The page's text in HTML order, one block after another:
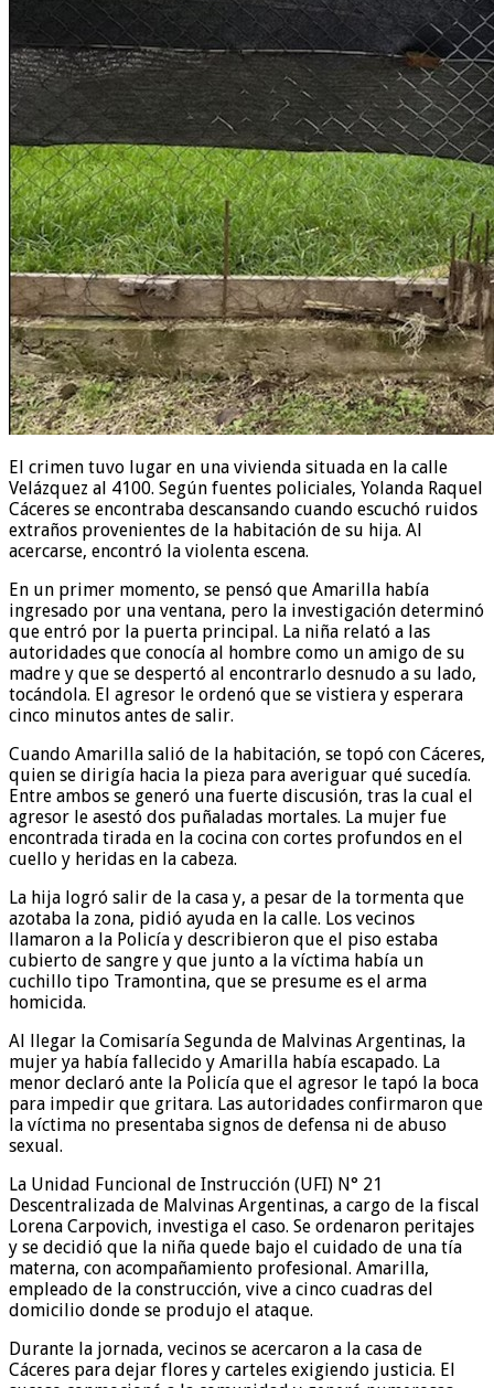
El crimen tuvo lugar en una vivienda situada en la calle
Velázquez al 4100. Según fuentes policiales, Yolanda Raquel
Cáceres se encontraba descansando cuando escuchó ruidos
extraños provenientes de la habitación de su hija. Al
acercarse, encontró la violenta escena.
En un primer momento, se pensó que Amarilla había
ingresado por una ventana, pero la investigación determinó
que entró por la puerta principal. La niña relató a las
autoridades que conocía al hombre como un amigo de su
madre y que se despertó al encontrarlo desnudo a su lado,
tocándola. El agresor le ordenó que se vistiera y esperara
cinco minutos antes de salir.
Cuando Amarilla salió de la habitación, se topó con Cáceres,
quien se dirigía hacia la pieza para averiguar qué sucedía.
Entre ambos se generó una fuerte discusión, tras la cual el
agresor le asestó dos puñaladas mortales. La mujer fue
encontrada tirada en la cocina con cortes profundos en el
cuello y heridas en la cabeza.
La hija logró salir de la casa y, a pesar de la tormenta que
azotaba la zona, pidió ayuda en la calle. Los vecinos
llamaron a la Policía y describieron que el piso estaba
cubierto de sangre y que junto a la víctima había un
cuchillo tipo Tramontina, que se presume es el arma
homicida.
Al llegar la Comisaría Segunda de Malvinas Argentinas, la
mujer ya había fallecido y Amarilla había escapado. La
menor declaró ante la Policía que el agresor le tapó la boca
para impedir que gritara. Las autoridades confirmaron que
la víctima no presentaba signos de defensa ni de abuso
sexual.
La Unidad Funcional de Instrucción (UFI) N° 21
Descentralizada de Malvinas Argentinas, a cargo de la fiscal
Lorena Carpovich, investiga el caso. Se ordenaron peritajes
y se decidió que la niña quede bajo el cuidado de una tía
materna, con acompañamiento profesional. Amarilla,
empleado de la construcción, vive a cinco cuadras del
domicilio donde se produjo el ataque.
Durante la jornada, vecinos se acercaron a la casa de
Cáceres para dejar flores y carteles exigiendo justicia. El